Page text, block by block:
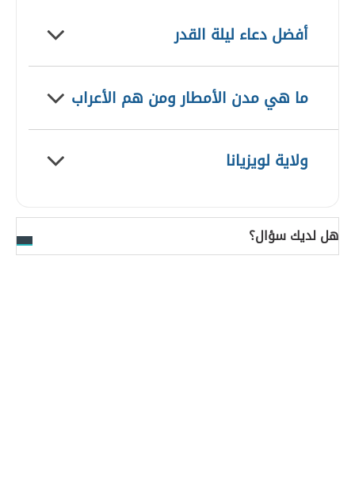
أفضل دعاء ليلة القدر
ما هي مدن الأمطار ومن هم الأعراب
ولاية لويزيانا
هل لديك سؤال؟